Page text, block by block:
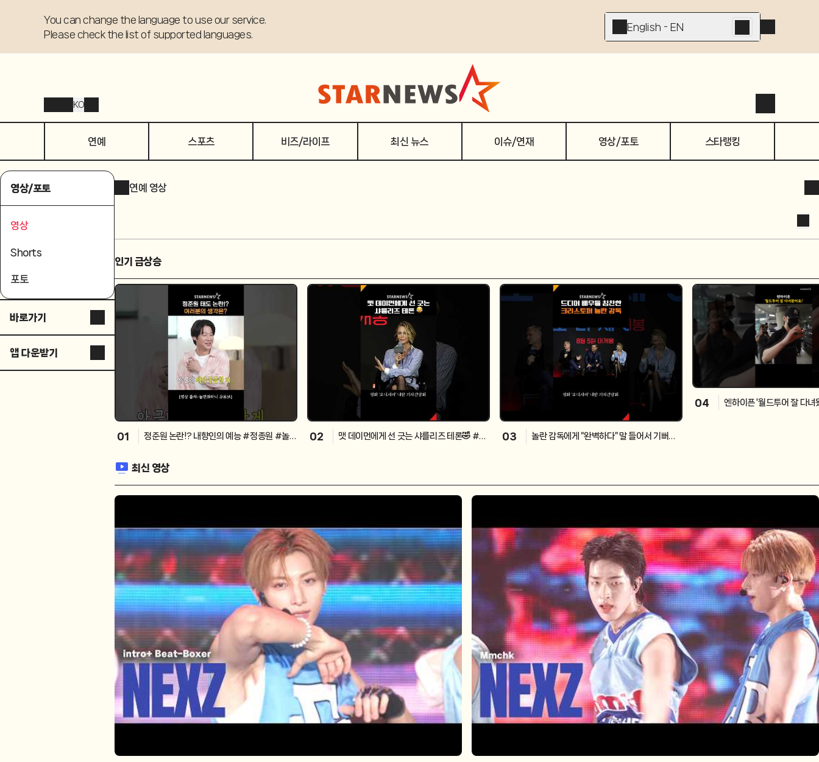
You can change the language to use our service.
Please check the list of supported languages.
English - EN
KO
연예 스포츠 비즈/라이프 최신 뉴스 이슈/연재 영상/포토 스타랭킹
영상/포토
영상
Shorts
포토
바로가기
스타뉴스 코리아
스타플러스
앱 다운받기
연예 영상
인기 급상승
01
정준원 논란!? 내향인의 예능 #정종원 #놀면
02
맷 데이먼에게 선 긋는 샤를리즈 테론🤣 #T
03
놀란 감독에게 “완벽하다” 말 들어서 기뻐하
04 엔하이픈 '월드투어 잘 다녀
최신 영상